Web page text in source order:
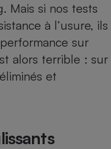
Mais si nos tests
à l’usure, ils
sur
alors terrible : sur
et
Matelas